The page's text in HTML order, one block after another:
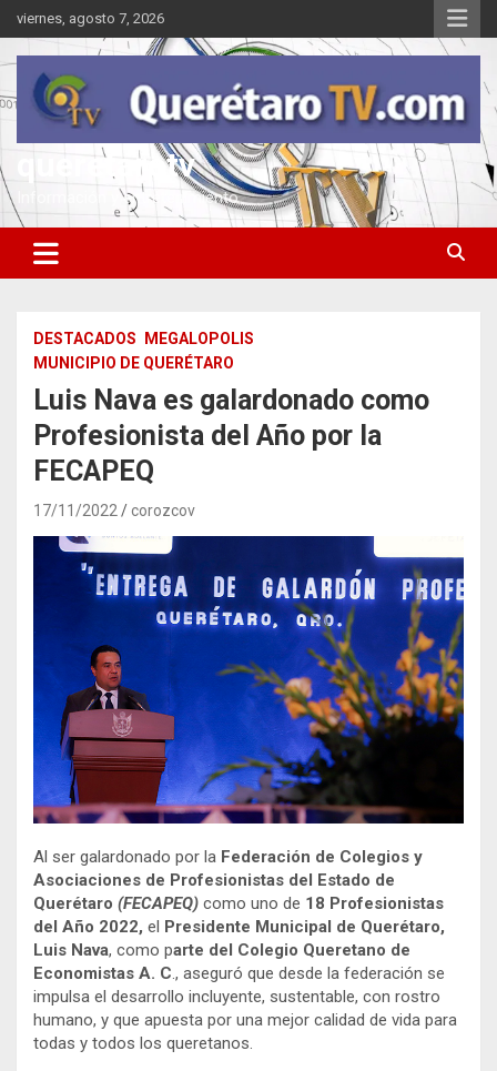
Saltar
al
contenido
viernes, agosto 7, 2026
queretarotv
Información y entretenimiento
DESTACADOS
MEGALOPOLIS
MUNICIPIO DE QUERÉTARO
Luis Nava es galardonado como
Profesionista del Año por la
FECAPEQ
17/11/2022 corozcov
Al ser galardonado por la Federación de Colegios y
Asociaciones de Profesionistas del Estado de
Querétaro (FECAPEQ) como uno de 18 Profesionistas
del Año 2022, el Presidente Municipal de Querétaro,
Luis Nava, como parte del Colegio Queretano de
Economistas A. C ., aseguró que desde la federación se
impulsa el desarrollo incluyente, sustentable, con rostro
humano, y que apuesta por una mejor calidad de vida para
todas y todos los queretanos.